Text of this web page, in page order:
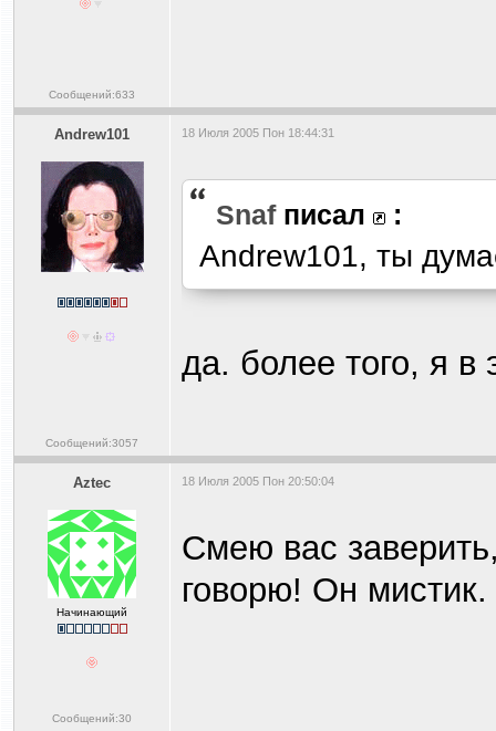
Сообщений:633
Andrew101
Сообщений:3057
18 Июля 2005 Пон 18:44:31
Snafписал :
Andrew101, ты
да. более того, я
Aztec
Начинающий
Сообщений:30
18 Июля 2005 Пон 20:50:04
Смею вас
говорю! Он мистик.